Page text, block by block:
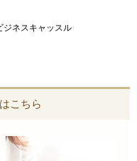
ネスキャッスル
こちら